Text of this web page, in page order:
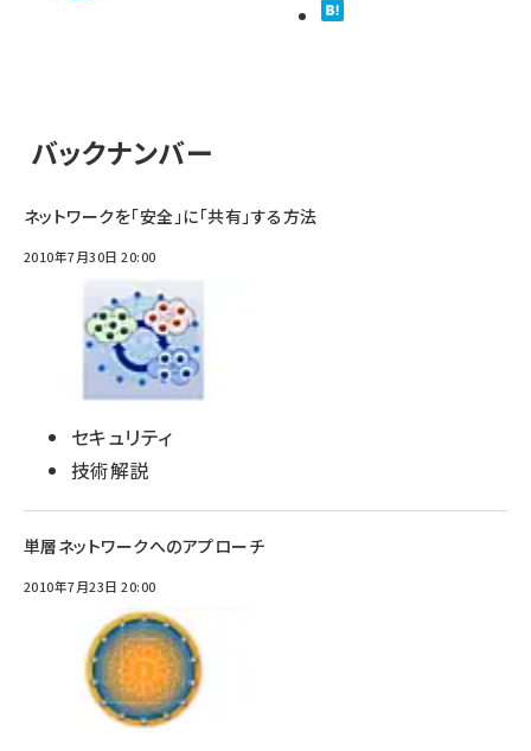
バックナンバー
ネットワークを「安全」に「共有」する方法
2010年7月30日 20:00
セキュリティ
技術解説
単層ネットワークへのアプローチ
2010年7月23日 20:00